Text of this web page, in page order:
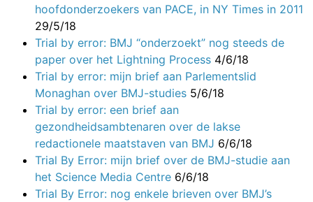
hoofdonderzoekers van PACE, in NY Times in 2011
29/5/18
Trial by error: BMJ “onderzoekt” nog steeds de
paper over het Lightning Process 4/6/18
Trial by error: mijn brief aan Parlementslid
Monaghan over BMJ-studies 5/6/18
Trial by error: een brief aan
gezondheidsambtenaren over de lakse
redactionele maatstaven van BMJ 6/6/18
Trial By Error: mijn brief over de BMJ-studie aan
het Science Media Centre 6/6/18
Trial By Error: nog enkele brieven over BMJ’s